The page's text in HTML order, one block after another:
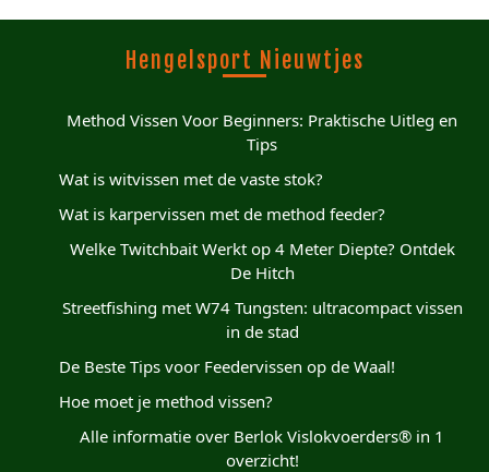
Hengelsport Nieuwtjes
Method Vissen Voor Beginners: Praktische Uitleg en
Tips
Wat is witvissen met de vaste stok?
Wat is karpervissen met de method feeder?
Welke Twitchbait Werkt op 4 Meter Diepte? Ontdek
De Hitch
Streetfishing met W74 Tungsten: ultracompact vissen
in de stad
De Beste Tips voor Feedervissen op de Waal!
Hoe moet je method vissen?
Alle informatie over Berlok Vislokvoerders® in 1
overzicht!